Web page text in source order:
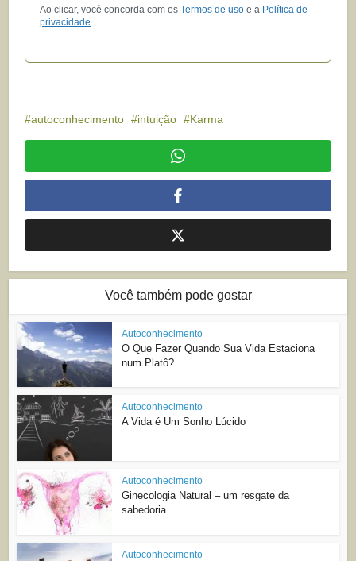
Ao clicar, você concorda com osTermos de uso e a Política de
privacidade
autoconhecimento intuição Karma
Você também pode gostar
Autoconhecimento
O Que Fazer Quando Sua Vida Estaciona
num Platô?
Autoconhecimento
A Vida é Um Sonho Lúcido
Autoconhecimento
Ginecologia Natural – um resgate da
sabedoria...
Autoconhecimento